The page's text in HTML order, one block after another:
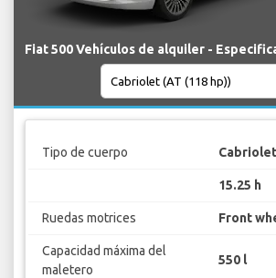
Fiat 500 Vehículos de alquiler -
Tipo de cuerpo Cabriolet
15.25 h
Ruedas motrices Front
Capacidad máxima del
maletero
550 l